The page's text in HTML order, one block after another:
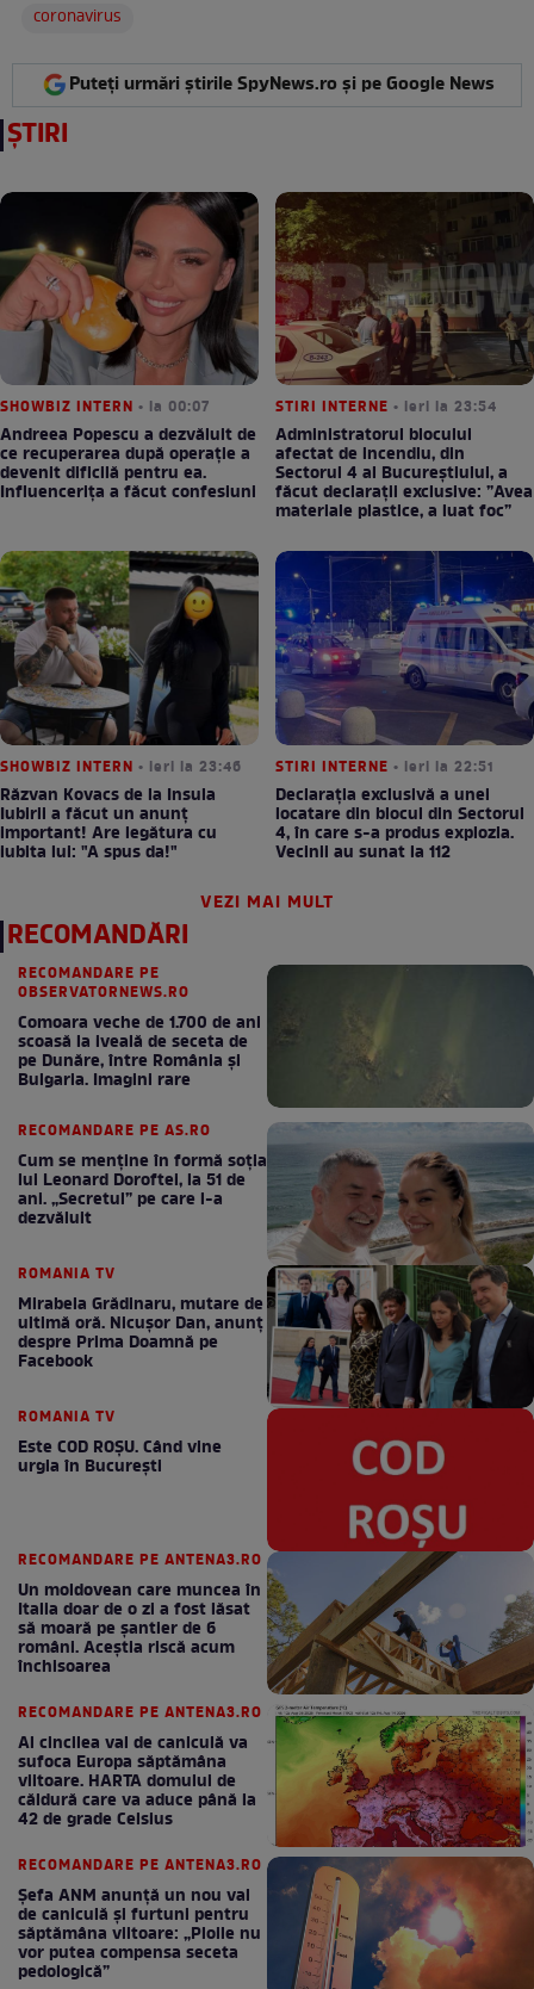
coronavirus
Puteți urmări știrile SpyNews.ro și pe Google News
ȘTIRI
SHOWBIZ INTERN • la 00:07
Andreea Popescu a dezvăluit de
ce recuperarea după operație a
devenit dificilă pentru ea.
Influencerița a făcut confesiuni
STIRI INTERNE • ieri la 23:54
Administratorul blocului
afectat de incendiu, din
Sectorul 4 al Bucureștiului, a
făcut declarații exclusive: ”Avea
materiale plastice, a luat foc”
SHOWBIZ INTERN • ieri la 23:46
Răzvan Kovacs de la Insula
Iubirii a făcut un anunț
important! Are legătura cu
iubita lui: "A spus da!"
STIRI INTERNE • ieri la 22:51
Declarația exclusivă a unei
locatare din blocul din Sectorul
4, în care s-a produs explozia.
Vecinii au sunat la 112
VEZI MAI MULT
RECOMANDĂRI
RECOMANDARE PE
OBSERVATORNEWS.RO
Comoara veche de 1.700 de ani
scoasă la iveală de seceta de
pe Dunăre, între România şi
Bulgaria. Imagini rare
RECOMANDARE PE AS.RO
Cum se menţine în formă soţia
lui Leonard Doroftei, la 51 de
ani. „Secretul” pe care l-a
dezvăluit
ROMANIA TV
Mirabela Grădinaru, mutare de
ultimă oră. Nicuşor Dan, anunţ
despre Prima Doamnă pe
Facebook
ROMANIA TV
Este COD ROŞU. Când vine
urgia în Bucureşti
RECOMANDARE PE ANTENA3.RO
Un moldovean care muncea în
Italia doar de o zi a fost lăsat
să moară pe şantier de 6
români. Aceștia riscă acum
închisoarea
RECOMANDARE PE ANTENA3.RO
Al cincilea val de caniculă va
sufoca Europa săptămâna
viitoare. HARTA domului de
căldură care va aduce până la
42 de grade Celsius
RECOMANDARE PE ANTENA3.RO
Șefa ANM anunță un nou val
de caniculă și furtuni pentru
săptămâna viitoare: „Ploile nu
vor putea compensa seceta
pedologică”